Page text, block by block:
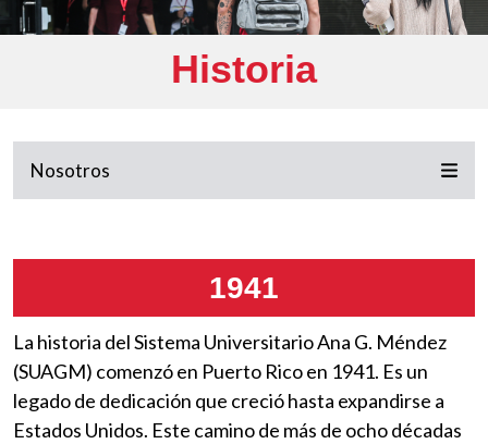
Historia
Nosotros
1941
La historia del Sistema Universitario Ana G. Méndez
(SUAGM) comenzó en Puerto Rico en 1941. Es un
legado de dedicación que creció hasta expandirse a
Estados Unidos. Este camino de más de ocho décadas